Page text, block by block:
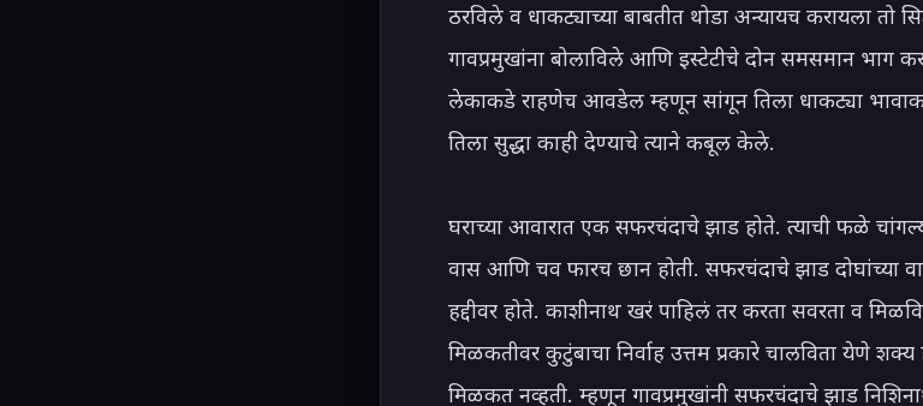
ठरविले व धाकट्याच्या बाबतीत थोडा अन्यायच करायला तो
गावप्रमुखांना बोलाविले आणि इस्टेटीचे दोन समसमान
लेकाकडे राहणेच आवडेल म्हणून सांगून तिला धाकट्या
तिला सुद्धा काही देण्याचे त्याने कबूल केले.
घराच्या आवारात एक सफरचंदाचे झाड होते. त्याची फळे
वास आणि चव फारच छान होती. सफरचंदाचे झाड दोघांच्या
हद्दीवर होते. काशीनाथ खरं पाहिलं तर करता सवरता व
मिळकतीवर कुटुंबाचा निर्वाह उत्तम प्रकारे चालविता येणे
मिळकत नव्हती. म्हणून गावप्रमुखांनी सफरचंदाचे झाड